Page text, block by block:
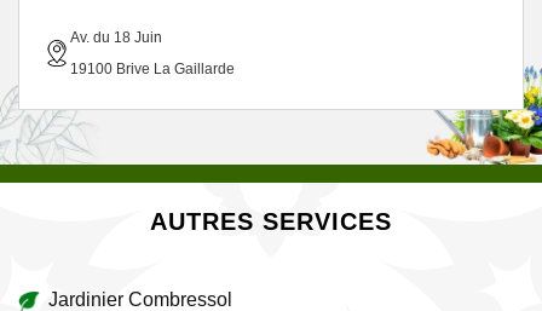
Av. du 18 Juin
19100 Brive La Gaillarde
AUTRES SERVICES
Jardinier Combressol